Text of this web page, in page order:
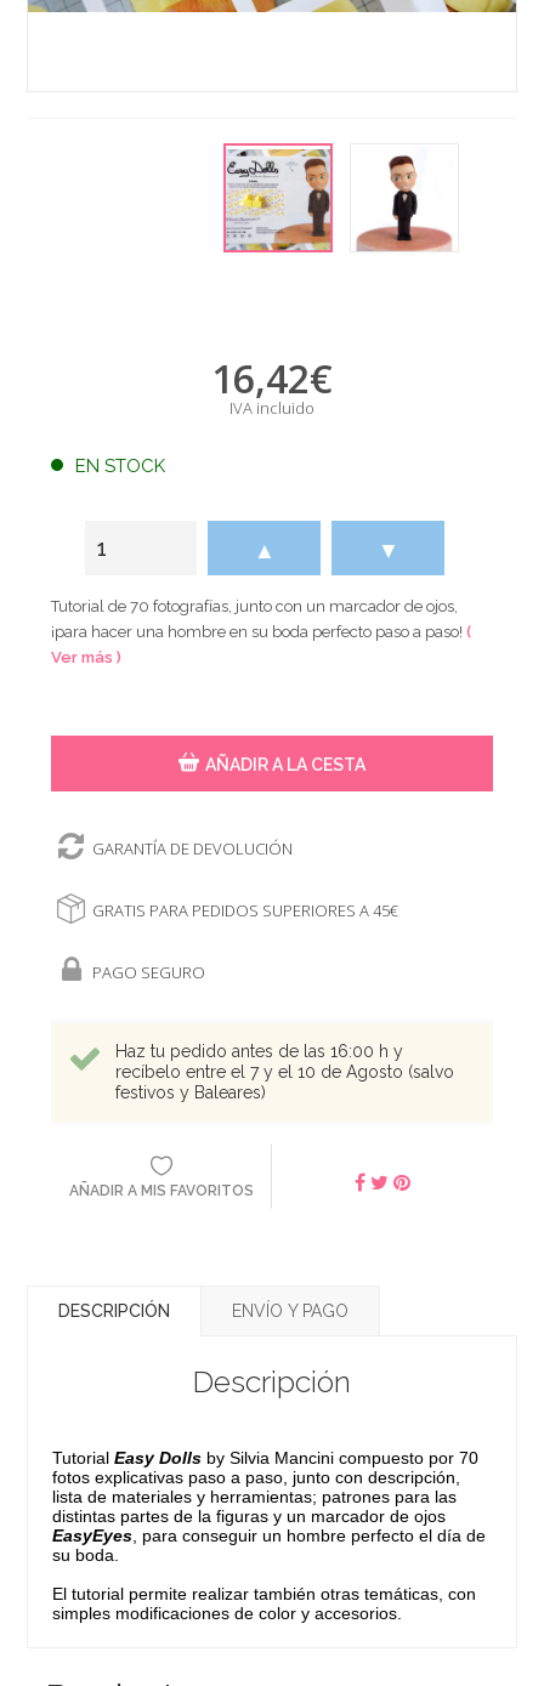
16,42€
IVA incluido
EN STOCK
▲ ▼
Tutorial de 70 fotografías, junto con un marcador de ojos,
¡para hacer una hombre en su boda perfecto paso a paso!(
Ver más )
AÑADIR A LA CESTA
GARANTÍA DE DEVOLUCIÓN
GRATIS PARA PEDIDOS SUPERIORES A 45€
PAGO SEGURO
Haz tu pedido antes de las 16:00 h y
recíbelo entre el 7 y el 10 de Agosto (salvo
festivos y Baleares)
AÑADIR A MIS FAVORITOS
DESCRIPCIÓN ENVÍO Y PAGO
Descripción
TutorialEasy Dolls by Silvia Mancini compuesto por 70
fotos explicativas paso a paso, junto con descripción,
lista de materiales y herramientas; patrones para las
distintas partes de la figuras y un marcador de ojos
EasyEyes , para conseguir un hombre perfecto el día de
su boda.
El tutorial permite realizar también otras temáticas, con
simples modificaciones de color y accesorios.